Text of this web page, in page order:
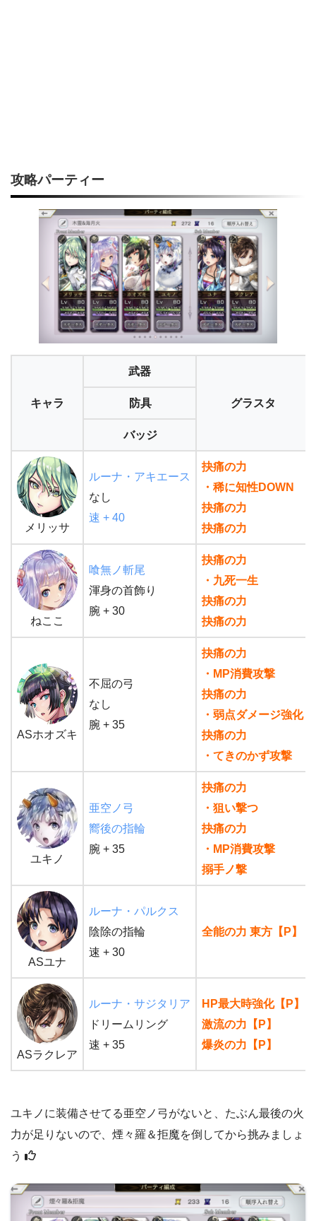
攻略パーティー
キャラ
武器
グラスタ
防具
バッジ
メリッサ
ルーナ・アキエース
なし
速 + 40
抉痛の力
・稀に知性DOWN
抉痛の力
抉痛の力
ねここ
喰無ノ斬尾
渾身の首飾り
腕 + 30
抉痛の力
・九死一生
抉痛の力
抉痛の力
ASホオズキ
不屈の弓
なし
腕 + 35
抉痛の力
・MP消費攻撃
抉痛の力
・弱点ダメージ強化
抉痛の力
・てきのかず攻撃
ユキノ
亜空ノ弓
嚮後の指輪
腕 + 35
抉痛の力
・狙い撃つ
抉痛の力
・MP消費攻撃
搦手ノ撃
ASユナ
ルーナ・パルクス
陰除の指輪
速 + 30
全能の力 東方【P】
ASラクレア
ルーナ・サジタリア
ドリームリング
速 + 35
HP最大時強化【P】
激流の力【P】
爆炎の力【P】
ユキノに装備させてる亜空ノ弓がないと、たぶん最後の火
力が足りないので、煙々羅＆拒魔を倒してから挑みましょ
う